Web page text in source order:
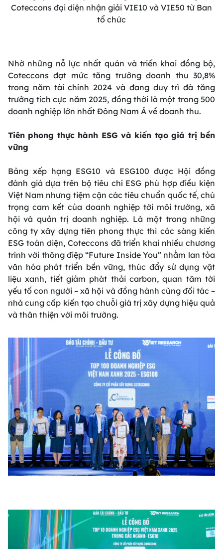
Coteccons đại diện nhận giải VIE10 và VIE50 từ Ban
tổ chức
Nhờ những nỗ lực nhất quán và triển khai đồng bộ,
Coteccons đạt mức tăng trưởng doanh thu 30,8%
trong năm tài chính 2024 và đang duy trì đà tăng
trưởng tích cực năm 2025, đồng thời là một trong 500
doanh nghiệp lớn nhất Đông Nam Á về doanh thu.
Tiên phong thực hành ESG và kiến tạo giá trị bền
vững
Bảng xếp hạng ESG10 và ESG100 được Hội đồng
đánh giá dựa trên bộ tiêu chí ESG phù hợp điều kiện
Việt Nam nhưng tiệm cận các tiêu chuẩn quốc tế, chú
trọng cam kết của doanh nghiệp tới môi trường, xã
hội và quản trị doanh nghiệp. Là một trong những
công ty xây dựng tiên phong thực thi các sáng kiến
ESG toàn diện, Coteccons đã triển khai nhiều chương
trình với thông điệp “Future Inside You” nhằm lan tỏa
văn hóa phát triển bền vững, thúc đẩy sử dụng vật
liệu xanh, tiết giảm phát thải carbon, quan tâm tới
yếu tố con người – xã hội và đồng hành cùng đối tác –
nhà cung cấp kiến tạo chuỗi giá trị xây dựng hiệu quả
và thân thiện với môi trường.